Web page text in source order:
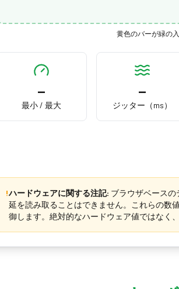
黄色のバーが緑の
—
最小 / 最大
—
ジッター（ms）
!ハードウェアに関する注記: ブラウザベース
延を読み取ることはできません。これらの数
御します。絶対的なハードウェア値ではなく